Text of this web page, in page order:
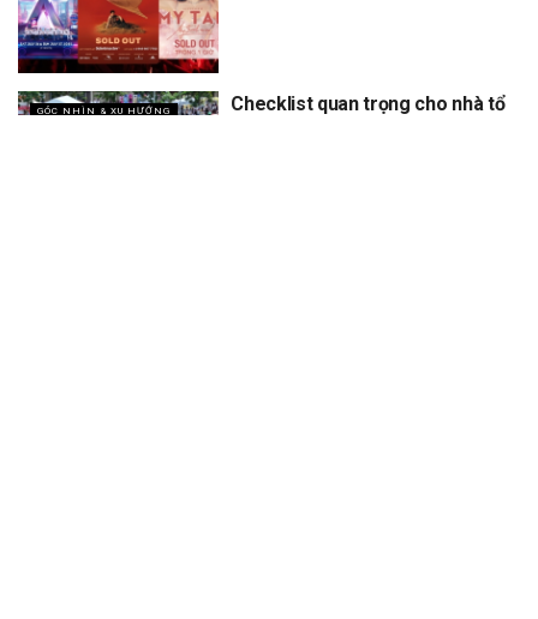
GÓC NHÌN & XU HƯỚNG
Checklist quan trọng cho nhà tổ